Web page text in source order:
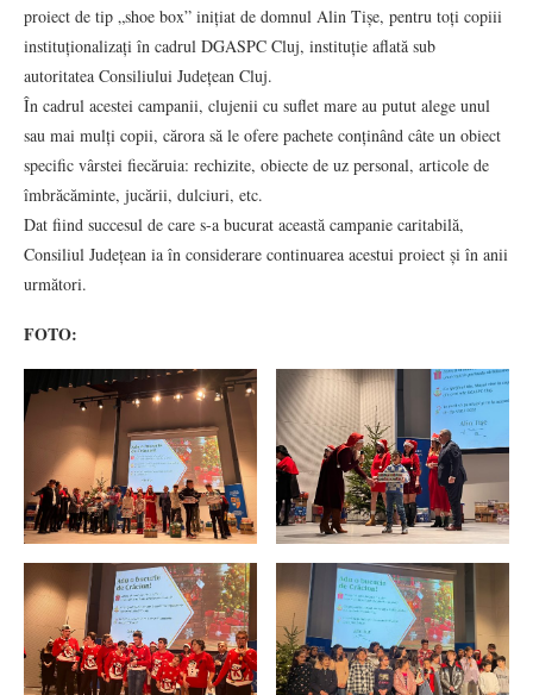
proiect de tip „shoe box” inițiat de domnul Alin Tișe, pentru toți copiii
instituționalizați în cadrul DGASPC Cluj, instituție aflată sub
autoritatea Consiliului Județean Cluj.
În cadrul acestei campanii, clujenii cu suflet mare au putut alege unul
sau mai mulți copii, cărora să le ofere pachete conținând câte un obiect
specific vârstei fiecăruia: rechizite, obiecte de uz personal, articole de
îmbrăcăminte, jucării, dulciuri, etc.
Dat fiind succesul de care s-a bucurat această campanie caritabilă,
Consiliul Județean ia în considerare continuarea acestui proiect și în anii
următori.
FOTO: